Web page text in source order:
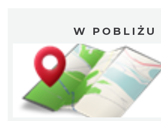
W POBLIŻU